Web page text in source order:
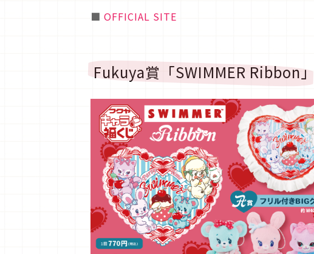
■ OFFICIAL SITE
Fukuya賞「SWIMMER Ribbon」